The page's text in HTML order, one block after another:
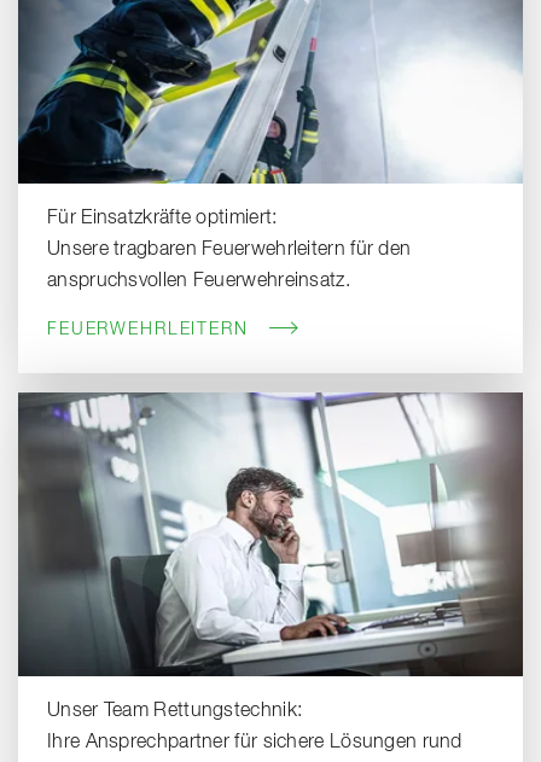
Für Einsatzkräfte optimiert:
Unsere tragbaren Feuerwehrleitern für den
anspruchsvollen Feuerwehreinsatz.
FEUERWEHRLEITERN
Unser Team Rettungstechnik:
Ihre Ansprechpartner für sichere Lösungen rund